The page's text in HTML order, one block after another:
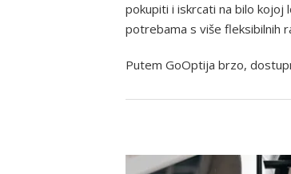
pokupiti i iskrcati na bilo kojoj
potrebama s više fleksibilnih
Putem GoOptija brzo,